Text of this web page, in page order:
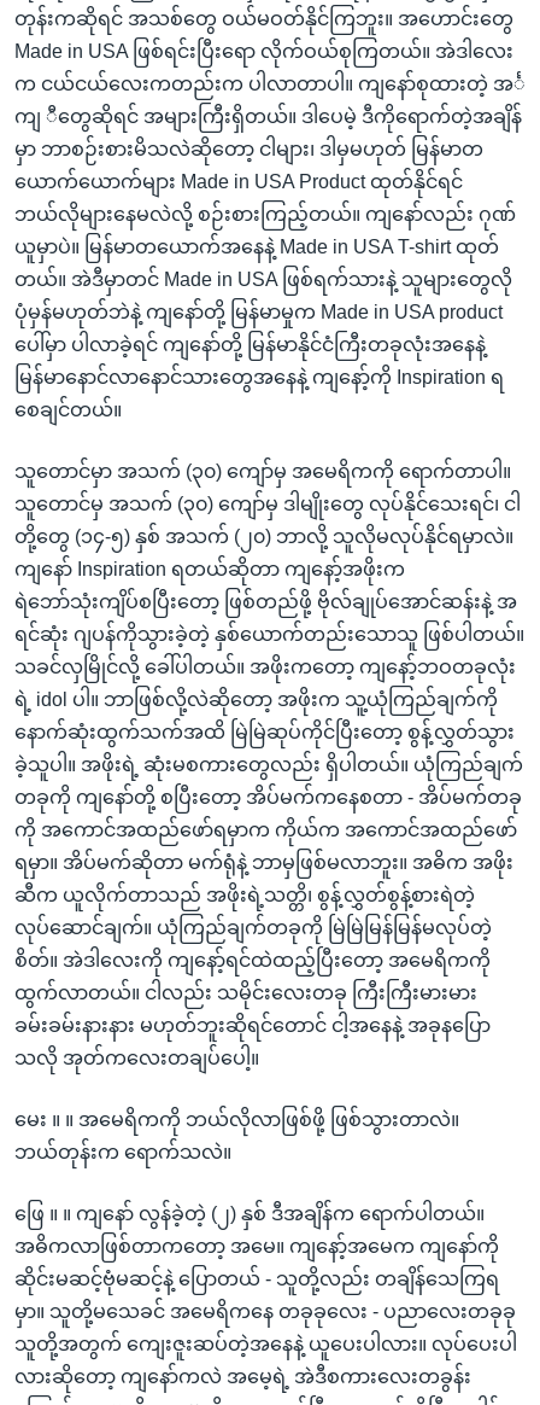
တုန်းကဆိုရင် အသစ်တွေ ဝယ်မဝတ်နိုင်ကြဘူး။ အဟောင်းတွေ
Made in USA ဖြစ်ရင်းပြီးရော လိုက်ဝယ်စုကြတယ်။ အဲဒါလေး
က ငယ်ငယ်လေးကတည်းက ပါလာတာပါ။ ကျနော်စုထားတဲ့ အင်္
ကျ ီတွေဆိုရင် အများကြီးရှိတယ်။ ဒါပေမဲ့ ဒီကိုရောက်တဲ့အချိန်
မှာ ဘာစဉ်းစားမိသလဲဆိုတော့ ငါများ၊ ဒါမှမဟုတ် မြန်မာတ
ယောက်ယောက်များ Made in USA Product ထုတ်နိုင်ရင်
ဘယ်လိုများနေမလဲလို့ စဉ်းစားကြည့်တယ်။ ကျနော်လည်း ဂုဏ်
ယူမှာပဲ။ မြန်မာတယောက်အနေနဲ့ Made in USA T-shirt ထုတ်
တယ်။ အဲဒီမှာတင် Made in USA ဖြစ်ရက်သားနဲ့ သူများတွေလို
ပုံမှန်မဟုတ်ဘဲနဲ့ ကျနော်တို့ မြန်မာမှုက Made in USA product
ပေါ်မှာ ပါလာခဲ့ရင် ကျနော်တို့ မြန်မာနိုင်ငံကြီးတခုလုံးအနေနဲ့
မြန်မာနောင်လာနောင်သားတွေအနေနဲ့ ကျနော့်ကို Inspiration ရ
စေချင်တယ်။
သူတောင်မှာ အသက် (၃၀) ကျော်မှ အမေရိကကို ရောက်တာပါ။
သူတောင်မှ အသက် (၃၀) ကျော်မှ ဒါမျိုးတွေ လုပ်နိုင်သေးရင်၊ ငါ
တို့တွေ (၁၄-၅) နှစ် အသက် (၂၀) ဘာလို့ သူလိုမလုပ်နိုင်ရမှာလဲ။
ကျနော် Inspiration ရတယ်ဆိုတာ ကျနော့်အဖိုးက
ရဲဘော်သုံးကျိပ်စပြီးတော့ ဖြစ်တည်ဖို့ ဗိုလ်ချုပ်အောင်ဆန်းနဲ့ အ
ရင်ဆုံး ဂျပန်ကိုသွားခဲ့တဲ့ နှစ်ယောက်တည်းသောသူ ဖြစ်ပါတယ်။
သခင်လှမြိုင်လို့ ခေါ်ပါတယ်။ အဖိုးကတော့ ကျနော့်ဘဝတခုလုံး
ရဲ့ idol ပါ။ ဘာဖြစ်လို့လဲဆိုတော့ အဖိုးက သူ့ယုံကြည်ချက်ကို
နောက်ဆုံးထွက်သက်အထိ မြဲမြဲဆုပ်ကိုင်ပြီးတော့ စွန့်လွှတ်သွား
ခဲ့သူပါ။ အဖိုးရဲ့ ဆုံးမစကားတွေလည်း ရှိပါတယ်။ ယုံကြည်ချက်
တခုကို ကျနော်တို့ စပြီးတော့ အိပ်မက်ကနေစတာ - အိပ်မက်တခု
ကို အကောင်အထည်ဖော်ရမှာက ကိုယ်က အကောင်အထည်ဖော်
ရမှာ။ အိပ်မက်ဆိုတာ မက်ရုံနဲ့ ဘာမှဖြစ်မလာဘူး။ အဓိက အဖိုး
ဆီက ယူလိုက်တာသည် အဖိုးရဲ့သတ္တိ၊ စွန့်လွှတ်စွန့်စားရဲတဲ့
လုပ်ဆောင်ချက်။ ယုံကြည်ချက်တခုကို မြဲမြဲမြန်မြန်မလုပ်တဲ့
စိတ်။ အဲဒါလေးကို ကျနော့်ရင်ထဲထည့်ပြီးတော့ အမေရိကကို
ထွက်လာတယ်။ ငါလည်း သမိုင်းလေးတခု ကြီးကြီးမားမား
ခမ်းခမ်းနားနား မဟုတ်ဘူးဆိုရင်တောင် ငါ့အနေနဲ့ အခုနပြော
သလို အုတ်ကလေးတချပ်ပေါ့။
မေး ။ ။ အမေရိကကို ဘယ်လိုလာဖြစ်ဖို့ ဖြစ်သွားတာလဲ။
ဘယ်တုန်းက ရောက်သလဲ။
ဖြေ ။ ။ ကျနော် လွန်ခဲ့တဲ့ (၂) နှစ် ဒီအချိန်က ရောက်ပါတယ်။
အဓိကလာဖြစ်တာကတော့ အမေ။ ကျနော့်အမေက ကျနော်ကို
ဆိုင်းမဆင့်ဗုံမဆင့်နဲ့ ပြောတယ် - သူတို့လည်း တချိန်သေကြရ
မှာ။ သူတို့မသေခင် အမေရိကနေ တခုခုလေး - ပညာလေးတခုခု
သူတို့အတွက် ကျေးဇူးဆပ်တဲ့အနေနဲ့ ယူပေးပါလား။ လုပ်ပေးပါ
လားဆိုတော့ ကျနော်ကလဲ အမေ့ရဲ့ အဲဒီစကားလေးတခွန်း